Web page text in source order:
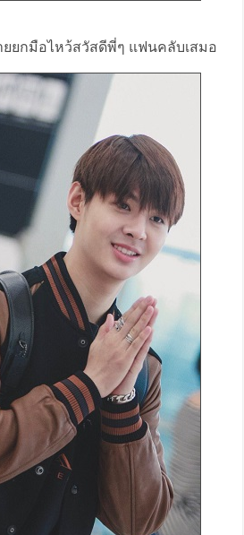
ยกมือไหว้สวัสดีพี่ๆ แฟนคลับเสมอ